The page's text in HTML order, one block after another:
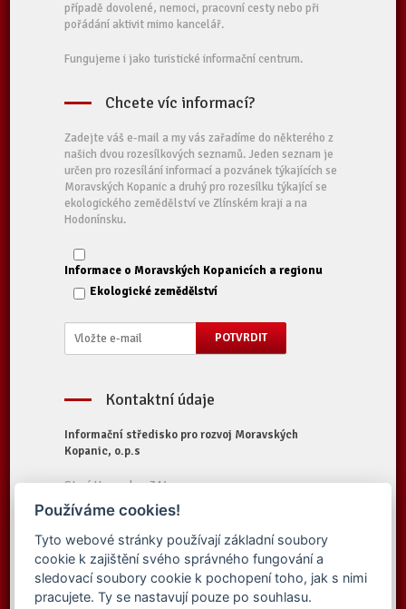
případě dovolené, nemoci, pracovní cesty nebo při
pořádání aktivit mimo kancelář.
Fungujeme i jako turistické informační centrum.
Chcete víc informací?
Zadejte váš e-mail a my vás zařadíme do některého z
našich dvou rozesílkových seznamů. Jeden seznam je
určen pro rozesílání informací a pozvánek týkajících se
Moravských Kopanic a druhý pro rozesílku týkající se
ekologického zemědělství ve Zlínském kraji a na
Hodonínsku.
Informace o Moravských Kopanicích a regionu
Ekologické zemědělství
Kontaktní údaje
Informační středisko pro rozvoj Moravských
Kopanic, o.p.s
Starý Hrozenkov 314
687 74 Starý Hrozenkov
Tel.:+420 572 696 323
E-mail:
iskopanice@iskopanice.cz
Web:https://www.iskopanice.cz
Používáme cookies!
Tyto webové stránky používají základní soubory
cookie k zajištění svého správného fungování a
sledovací soubory cookie k pochopení toho, jak s nimi
pracujete. Ty se nastavují pouze po souhlasu.